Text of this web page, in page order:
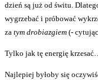
dzień są już od świtu.
wygrzebać i próbować
za tym drobiazgiem (-
Tylko jak tę energię
Najlepiej byłoby się